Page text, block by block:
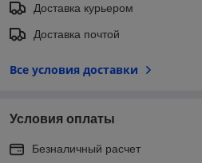
Доставка курьером
Доставка почтой
Все условия доставки
Условия оплаты
Безналичный расчет